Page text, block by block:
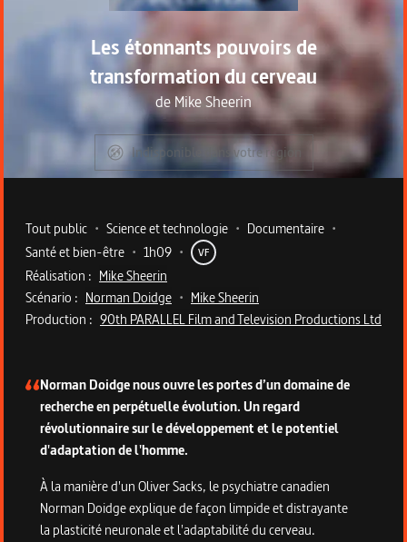
Les étonnants pouvoirs de
transformation du cerveau
de Mike Sheerin
Indisponible dans votre région
Metadata du programme
Tout public • Science et technologie • Documentaire •
Santé et bien-être • 1h09 • VF
Réalisation : Mike Sheerin
Scénario : Norman Doidge • Mike Sheerin
Production : 90th PARALLEL Film and Television Productions Ltd
Norman Doidge nous ouvre les portes d’un domaine de
recherche en perpétuelle évolution. Un regard
révolutionnaire sur le développement et le potentiel
d'adaptation de l'homme.
À la manière d'un Oliver Sacks, le psychiatre canadien
Norman Doidge explique de façon limpide et distrayante
la plasticité neuronale et l'adaptabilité du cerveau.